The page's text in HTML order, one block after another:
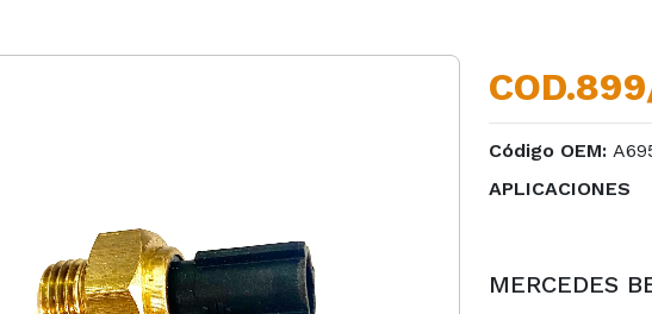
Código OEM:
APLICACIONES
MERCEDES